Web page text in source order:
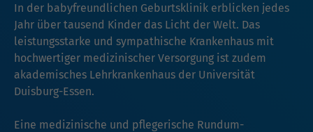
In der babyfreundlichen Geburtsklinik erblicken jedes
Jahr über tausend Kinder das Licht der Welt. Das
leistungsstarke und sympathische Krankenhaus mit
hochwertiger medizinischer Versorgung ist zudem
akademisches Lehrkrankenhaus der Universität
Duisburg-Essen.
Eine medizinische und pflegerische Rundum-